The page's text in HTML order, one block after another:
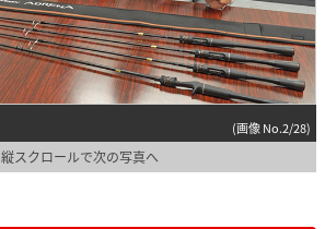
(画像 No.2/28)
縦スクロールで次の写真へ